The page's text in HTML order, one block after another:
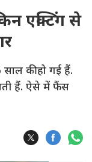
एक्टिंग से
की हो गई हैं.
हैं. ऐसे में फैंस